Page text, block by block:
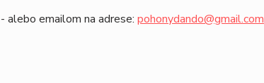
- alebo emailom na adrese: pohonydando@gmail.com